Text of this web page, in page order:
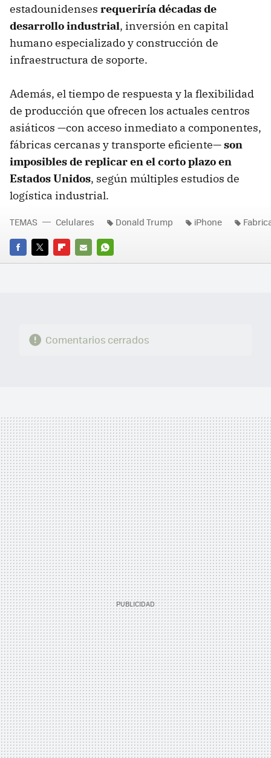
estadounidenses requeriría décadas de
desarrollo industrial, inversión en capital
humano especializado y construcción de
infraestructura de soporte.
Además, el tiempo de respuesta y la flexibilidad
de producción que ofrecen los actuales centros
asiáticos —con acceso inmediato a componentes,
fábricas cercanas y transporte eficiente—son
imposibles de replicar en el corto plazo en
Estados Unidos, según múltiples estudios de
logística industrial.
FACEBOOK
TWITTERFLIPBOARD
E-
WHATSAPP
TEMAS Celulares Donald Trump iPhone
Comentarios cerrados